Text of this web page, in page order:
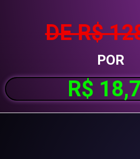
DE R$
POR
R$